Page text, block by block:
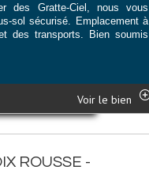
des Gratte-Ciel, nous vous
sol sécurisé. Emplacement à
des transports. Bien soumis
Voir le bien
ROUSSE -